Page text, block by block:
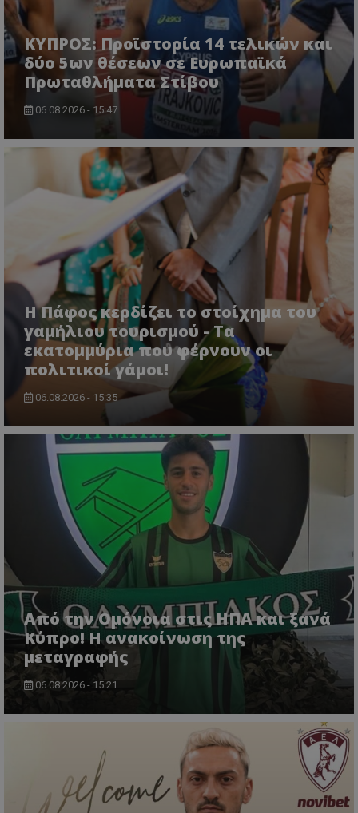
ΚΥΠΡΟΣ: Προϊστορία 14 τελικών και
δύο 5ων θέσεων σε Ευρωπαϊκά
Πρωταθλήματα Στίβου
06.08.2026 - 15:47
Η Πάφος κερδίζει το στοίχημα του
γαμήλιου τουρισμού - Τα
εκατομμύρια που φέρνουν οι
πολιτικοί γάμοι!
06.08.2026 - 15:35
Από την Ομόνοια στις ΗΠΑ και ξανά
Κύπρο! Η ανακοίνωση της
μεταγραφής
06.08.2026 - 15:21